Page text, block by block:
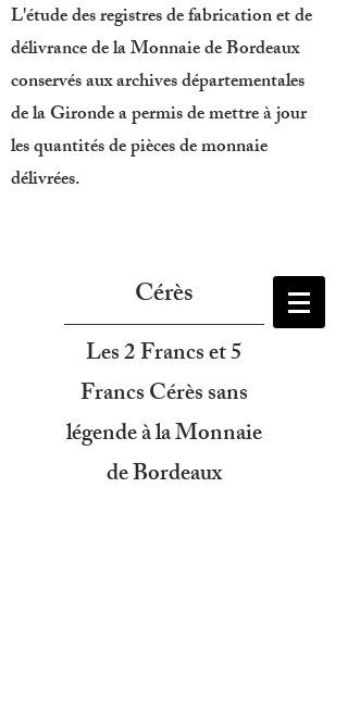
Cérès
Les 2 Francs et 5
Francs Cérès sans
légende à la Monnaie
de Bordeaux
L'étude des registres de fabrication et de
délivrance de la Monnaie de Bordeaux
conservés aux archives départementales
de la Gironde a permis de mettre à jour
les quantités de pièces de monnaie
délivrées.